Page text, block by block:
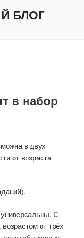
БЛОГ
в набор
в двух
от возраста
С
от трёх